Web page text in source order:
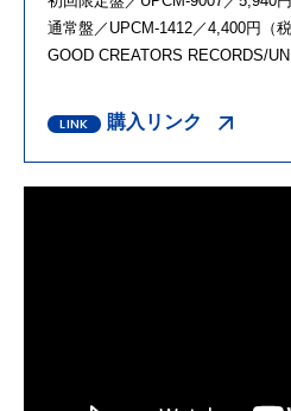
通常盤／UPCM-1412／4,400円（税
GOOD CREATORS RECORDS/
購入リンク